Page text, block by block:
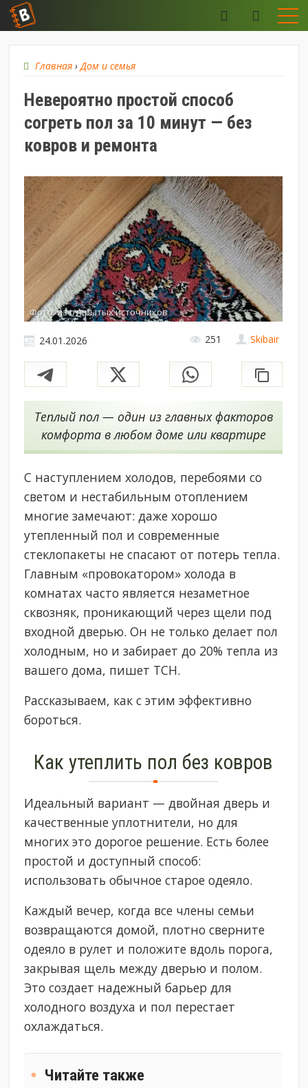
Главная ›Дом и семья
Невероятно простой способ
согреть пол за 10 минут — без
ковров и ремонта
Фото: из открытых источников
Skibair
24.01.2026 251
Теплый пол — один из главных факторов
комфорта в любом доме или квартире
С наступлением холодов, перебоями со
светом и нестабильным отоплением
многие замечают: даже хорошо
утепленный пол и современные
стеклопакеты не спасают от потерь тепла.
Главным «провокатором» холода в
комнатах часто является незаметное
сквозняк, проникающий через щели под
входной дверью. Он не только делает пол
холодным, но и забирает до 20% тепла из
вашего дома, пишет ТСН.
Рассказываем, как с этим эффективно
бороться.
Как утеплить пол без ковров
Идеальный вариант — двойная дверь и
качественные уплотнители, но для
многих это дорогое решение. Есть более
простой и доступный способ:
использовать обычное старое одеяло.
Каждый вечер, когда все члены семьи
возвращаются домой, плотно сверните
одеяло в рулет и положите вдоль порога,
закрывая щель между дверью и полом.
Это создает надежный барьер для
холодного воздуха и пол перестает
охлаждаться.
Читайте также